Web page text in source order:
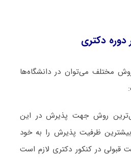
دکتری
مختلف می‌توان در دانشگاه‌ها
روش جهت پذیرش در این
ظرفیت پذیرش را به خود
در کنکور دکتری لازم است